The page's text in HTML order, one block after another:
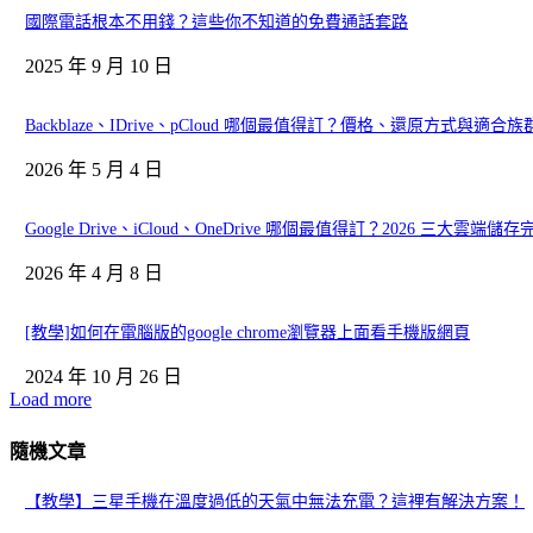
國際電話根本不用錢？這些你不知道的免費通話套路
2025 年 9 月 10 日
Backblaze、IDrive、pCloud 哪個最值得訂？價格、還原方式與適合族
2026 年 5 月 4 日
Google Drive、iCloud、OneDrive 哪個最值得訂？2026 三大雲端儲存
2026 年 4 月 8 日
[教學]如何在電腦版的google chrome瀏覽器上面看手機版網頁
2024 年 10 月 26 日
Load more
隨機文章
【教學】三星手機在溫度過低的天氣中無法充電？這裡有解決方案！